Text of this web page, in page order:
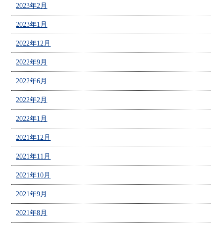
2023年2月
2023年1月
2022年12月
2022年9月
2022年6月
2022年2月
2022年1月
2021年12月
2021年11月
2021年10月
2021年9月
2021年8月